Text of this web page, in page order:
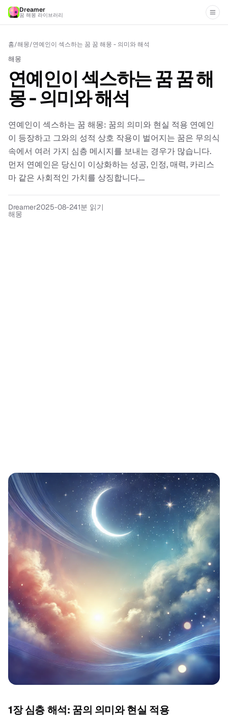
Dreamer
꿈 해몽 라이브러리
홈/해몽/연예인이 섹스하는 꿈 꿈 해몽 - 의미와 해석
해몽
연예인이 섹스하는 꿈 꿈 해
몽 - 의미와 해석
연예인이 섹스하는 꿈 해몽: 꿈의 의미와 현실 적용 연예인
이 등장하고 그와의 성적 상호 작용이 벌어지는 꿈은 무의식
속에서 여러 가지 심층 메시지를 보내는 경우가 많습니다.
먼저 연예인은 당신이 이상화하는 성공, 인정, 매력, 카리스
마 같은 사회적인 가치를 상징합니다....
Dreamer2025-08-241분 읽기
해몽
1장 심층 해석: 꿈의 의미와 현실 적용